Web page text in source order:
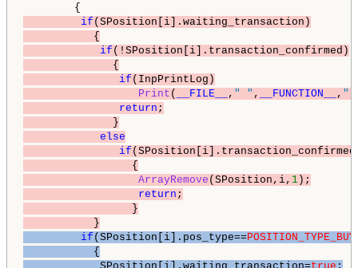
if (SPosition[i].waiting_transaction)
{
if (!SPosition[i].transaction_confirmed)
{
if (InpPrintLog)
Print ( __FILE__ , " " , __FUNCTION__ , ",
return ;
}
else
if
{
ArrayRemove (SPosition,i, 1 );
return ;
}
}
if (SPosition[i].pos_type== POSITION_TYPE_BUY
{